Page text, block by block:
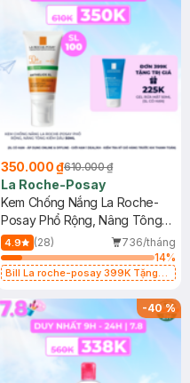
350.000 ₫610.000 ₫
La Roche-Posay
Kem Chống Nắng La Roche-
Posay Phổ Rộng, Nâng Tông
Kiềm Dầu 50ml
4.9 (28)
736/tháng
14%
Bill La roche-posay 399K Tặng
(SL có hạn)
-40%